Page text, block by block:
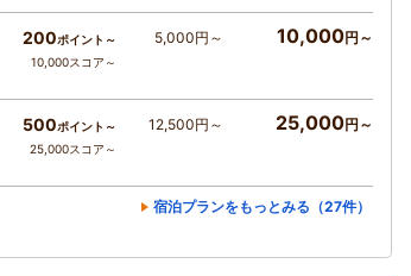
200ポイント～
10,000スコア～
5,000円～ 10,000円～
500ポイント～
25,000スコア～
12,500円～ 25,000円～
宿泊プランをもっとみる（27件）